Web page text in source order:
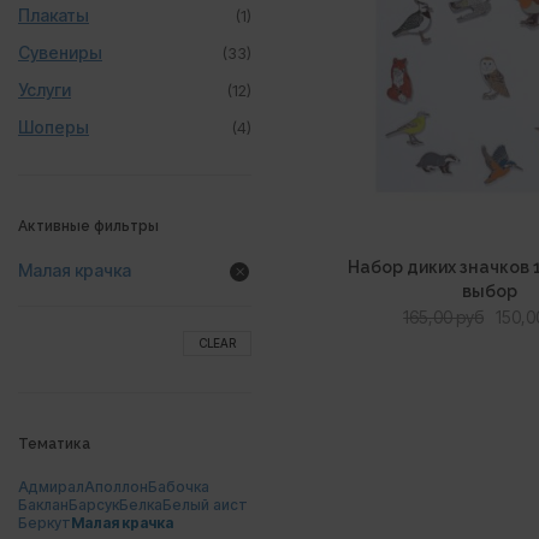
Набор диких значков
выбор
165,00руб
Плакаты (1)
Сувениры (33)
Услуги (12)
Шоперы (4)
Активные фильтры
Малая крачка
CLEAR
Тематика
АдмиралАполлонБабочка
БакланБарсукБелкаБелый аист
БеркутМалая крачка